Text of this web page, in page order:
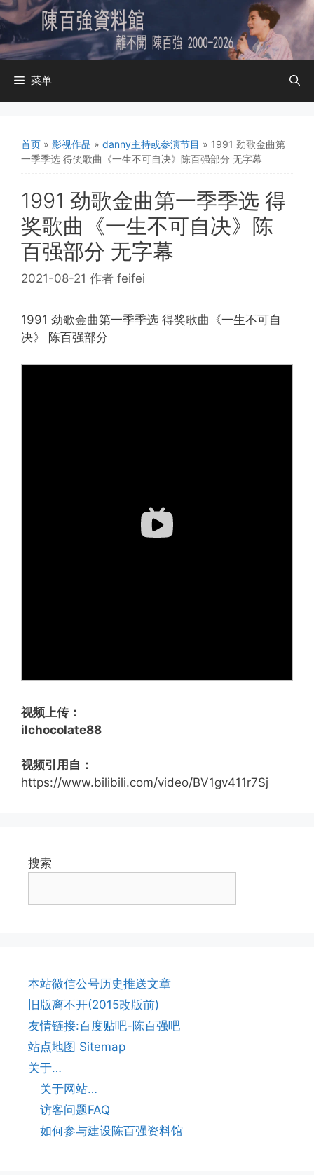
跳
至
内
容
菜单
首页 » 影视作品 » danny主持或参演节目 » 1991 劲歌金曲第
一季季选 得奖歌曲《一生不可自决》陈百强部分 无字幕
1991 劲歌金曲第一季季选 得
奖歌曲《一生不可自决》陈
百强部分 无字幕
2021-08-21 作者 feifei
1991 劲歌金曲第一季季选 得奖歌曲《一生不可自
决》 陈百强部分
视频上传：
ilchocolate88
视频引用自：
https://www.bilibili.com/video/BV1gv411r7Sj
搜索
本站微信公号历史推送文章
旧版离不开(2015改版前)
友情链接:百度贴吧-陈百强吧
站点地图 Sitemap
关于…
关于网站…
访客问题FAQ
如何参与建设陈百强资料馆